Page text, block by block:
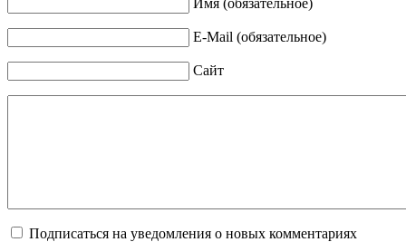
E-Mail (обязательное)
Сайт
Подписаться на уведомления о новых комментариях